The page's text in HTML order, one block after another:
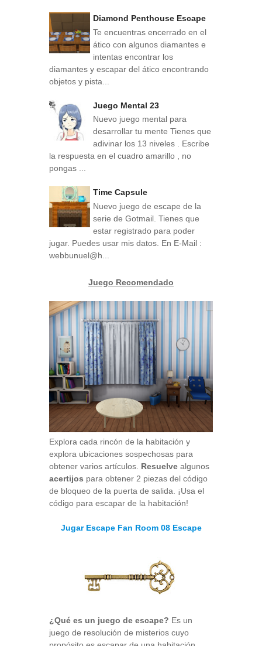
Diamond Penthouse Escape
Te encuentras encerrado en el
ático con algunos diamantes e
intentas encontrar los
diamantes y escapar del ático encontrando
objetos y pista...
Juego Mental 23
Nuevo juego mental para
desarrollar tu mente Tienes que
adivinar los 13 niveles . Escribe
la respuesta en el cuadro amarillo , no
pongas ...
Time Capsule
Nuevo juego de escape de la
serie de Gotmail. Tienes que
estar registrado para poder
jugar. Puedes usar mis datos. En E-Mail :
webbunuel@h...
Juego Recomendado
Explora cada rincón de la habitación y
explora ubicaciones sospechosas para
obtener varios artículos. Resuelve algunos
acertijos para obtener 2 piezas del código
de bloqueo de la puerta de salida. ¡Usa el
código para escapar de la habitación!
Jugar Escape Fan Room 08 Escape
¿Qué es un juego de escape? Es un
juego de resolución de misterios cuyo